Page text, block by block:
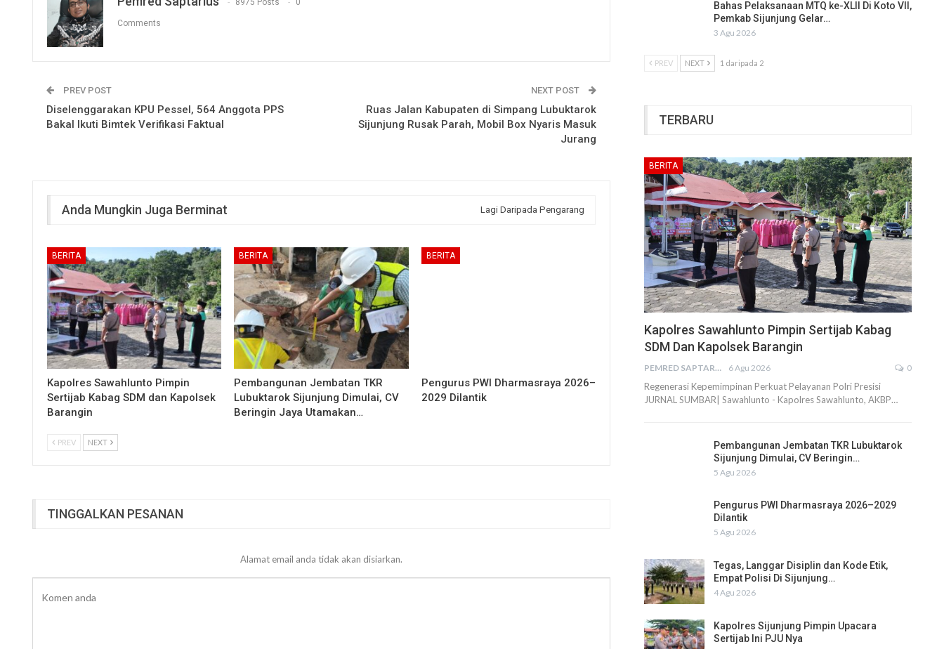
8975 Posts 0
Comments
PREV POST
Diselenggarakan KPU Pessel, 564 Anggota PPS
Bakal Ikuti Bimtek Verifikasi Faktual
NEXT POST
Ruas Jalan Kabupaten di Simpang Lubuktarok
Sijunjung Rusak Parah, Mobil Box Nyaris Masuk
Jurang
Anda Mungkin Juga Berminat Lagi Daripada Pengarang
BERITA
Kapolres Sawahlunto Pimpin
Sertijab Kabag SDM dan Kapolsek
Barangin
BERITA
Pembangunan Jembatan TKR
Lubuktarok Sijunjung Dimulai, CV
Beringin Jaya Utamakan…
BERITA
Pengurus PWI Dharmasraya 2026–
2029 Dilantik
PREV NEXT
TINGGALKAN PESANAN
Alamat email anda tidak akan disiarkan.
Bahas Pelaksanaan MTQ ke-XLII Di Koto VII,
Pemkab Sijunjung Gelar…
3 Agu 2026
PREV NEXT 1 daripada 2
TERBARU
BERITA
Kapolres Sawahlunto Pimpin Sertijab Kabag
SDM Dan Kapolsek Barangin
PEMRED SAPTARIUS 6 Agu 2026 0
Regenerasi Kepemimpinan Perkuat Pelayanan Polri Presisi
JURNAL SUMBAR| Sawahlunto - Kapolres Sawahlunto, AKBP…
Pembangunan Jembatan TKR Lubuktarok
Sijunjung Dimulai, CV Beringin…
5 Agu 2026
Pengurus PWI Dharmasraya 2026–2029
Dilantik
5 Agu 2026
Tegas, Langgar Disiplin dan Kode Etik,
Empat Polisi Di Sijunjung…
4 Agu 2026
Kapolres Sijunjung Pimpin Upacara
Sertijab Ini PJU Nya